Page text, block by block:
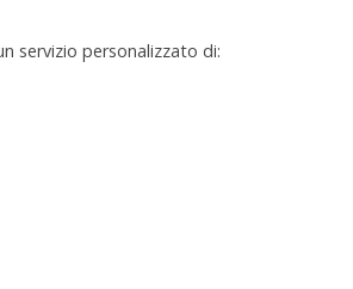
servizio personalizzato di: